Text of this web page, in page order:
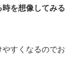
を想像してみる
すくなるのでお